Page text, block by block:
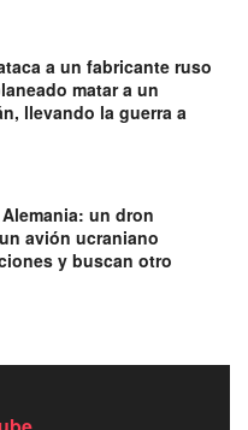
a un fabricante ruso
matar a un
llevando la guerra a
un dron
avión ucraniano
y buscan otro